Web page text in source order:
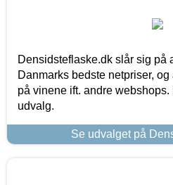
Densidsteflaske.dk slår sig på
Danmarks bedste netpriser,
på vinene ift. andre
udvalg.
Se udvalget på